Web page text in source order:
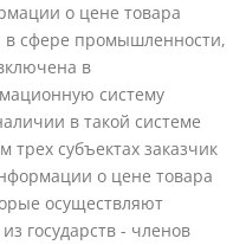
о цене товара
в сфере промышленности,
в
систему
в такой системе
субъектах заказчик
о цене товара
осуществляют
государств - членов